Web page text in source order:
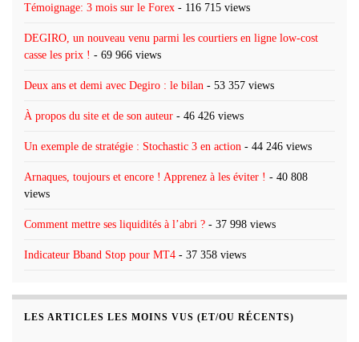
Témoignage: 3 mois sur le Forex - 116 715 views
DEGIRO, un nouveau venu parmi les courtiers en ligne low-cost
casse les prix ! - 69 966 views
Deux ans et demi avec Degiro : le bilan - 53 357 views
À propos du site et de son auteur - 46 426 views
Un exemple de stratégie : Stochastic 3 en action - 44 246 views
Arnaques, toujours et encore ! Apprenez à les éviter ! - 40 808
views
Comment mettre ses liquidités à l’abri ? - 37 998 views
Indicateur Bband Stop pour MT4 - 37 358 views
LES ARTICLES LES MOINS VUS (ET/OU RÉCENTS)